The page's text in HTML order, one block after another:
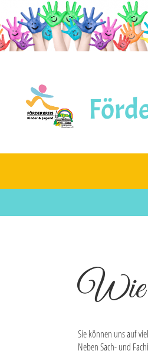
Wie
Sie können uns auf
Neben Sach- und